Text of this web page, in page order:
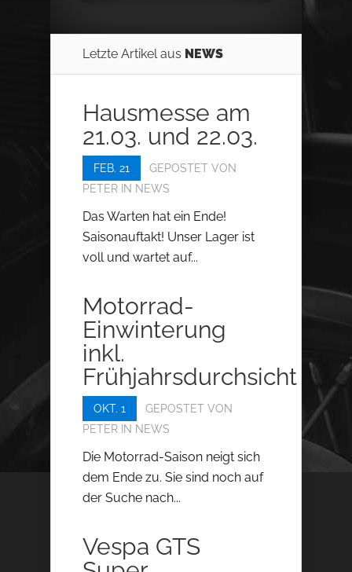
Letzte Artikel aus NEWS
Hausmesse am
21.03. und 22.03.
FEB. 21
GEPOSTET VON
PETER IN NEWS
Das Warten hat ein Ende!
Saisonauftakt! Unser Lager ist
voll und wartet auf...
Motorrad-
Einwinterung
inkl.
Frühjahrsdurchsicht
OKT. 1
GEPOSTET VON
PETER IN NEWS
Die Motorrad-Saison neigt sich
dem Ende zu. Sie sind noch auf
der Suche nach...
Vespa GTS